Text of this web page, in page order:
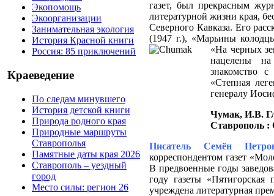
Экопомощь
Экоорганизации
Занимательная экология
История Красной книги
Россия: 85 приключений
Краеведение
По следам минувшего
История детской книги
Природа родного края
Природные маршруты
Ставрополья
Памятные даты края 2026
Ставрополь – уездный
город
Место силы: регион 26
газет, был прекрасным
литературной жизни края,
Северного Кавказа. Его
(1947 г.), «Марьины
«На черных
нацелены на
знакомство
«Степная
генералу
Чумак, И.В.
Ставрополь :
Писатель Семён
корреспондентом газет
В предвоенные годы
году газеты
учреждена литературная